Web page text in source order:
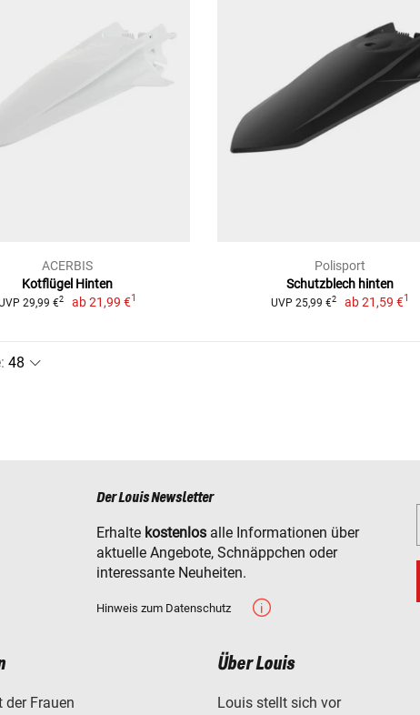
ACERBIS
Kotflügel Hinten
29,99 €2 ab21,99 €1
Polisport
Schutzblech hinten
UVP 25,99 €2 ab21,59 €1
:
Der Louis Newsletter
Erhalte kostenlos alle Informationen über
aktuelle Angebote, Schnäppchen oder
interessante Neuheiten.
Hinweis zum Datenschutz
der Frauen
Über Louis
Louis stellt sich vor